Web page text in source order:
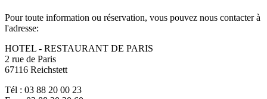
Pour toute information ou réservation, vous pouvez nous contacter à
l'adresse:
HOTEL - RESTAURANT DE PARIS
2 rue de Paris
67116 Reichstett
Tél : 03 88 20 00 23